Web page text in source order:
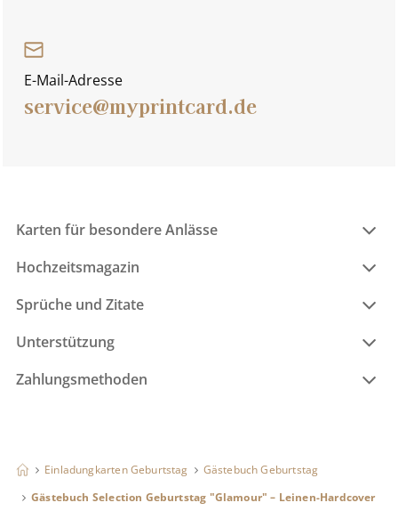
E-Mail-Adresse
service@myprintcard.de
Karten für besondere Anlässe
Hochzeitsmagazin
Sprüche und Zitate
Unterstützung
Zahlungsmethoden
Einladungkarten Geburtstag
Gästebuch Geburtstag
Gästebuch Selection Geburtstag "Glamour" – Leinen-Hardcover